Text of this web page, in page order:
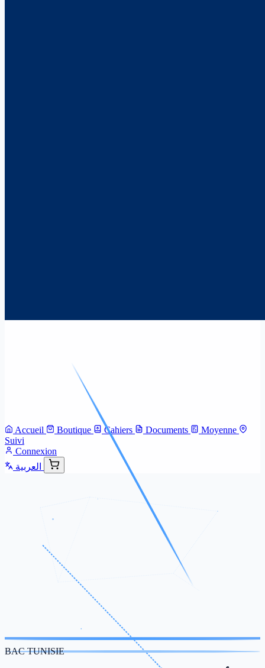
Accueil Boutique Cahiers Documents
Moyenne
Suivi
Connexion
العربية
BAC TUNISIE